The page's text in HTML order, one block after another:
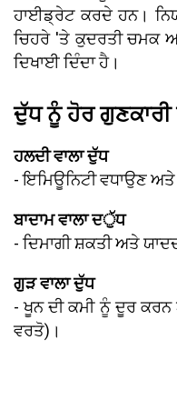
ਹਾਈਡ੍ਰੇਟ ਕਰਦੇ ਹਨ।
ਚਿਹਰੇ 'ਤੇ ਕੁਦਰਤੀ ਚਮਕ
ਦਿਖਾਈ ਦਿੰਦਾ ਹੈ।
ਦੁੱਧ ਨੂੰ ਹੋਰ
ਹਲਦੀ ਵਾਲਾ ਦੁੱਧ
- ਇਮਿਊਨਿਟੀ ਵਧਾਉਣ
ਬਾਦਾਮ ਵਾਲਾ ਦੁੱਧ
- ਦਿਮਾਗੀ ਸ਼ਕਤੀ ਅਤੇ
ਗੁੜ ਵਾਲਾ ਦੁੱਧ
- ਖੂਨ ਦੀ ਕਮੀ ਨੂੰ ਦੂਰ
ਵਰਤੋ)।